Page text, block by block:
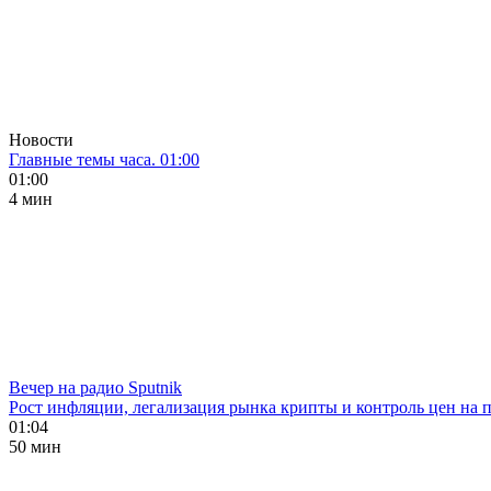
Новости
Главные темы часа. 01:00
01:00
4 мин
Вечер на радио Sputnik
Рост инфляции, легализация рынка крипты и контроль цен на
01:04
50 мин